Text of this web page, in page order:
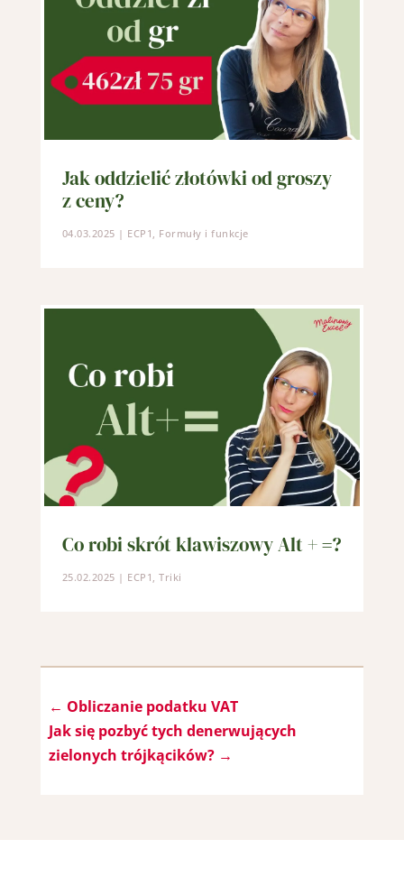
Jak oddzielić złotówki od groszy
z ceny?
04.03.2025 | ECP1 , Formuły i funkcje
Co robi skrót klawiszowy Alt + =?
25.02.2025 | ECP1 ,Triki
← Obliczanie podatku VAT
Jak się pozbyć tych denerwujących
zielonych trójkącików?→